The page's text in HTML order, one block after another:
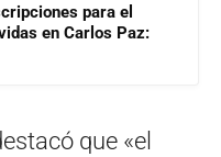
para el
en Carlos Paz:
que «el